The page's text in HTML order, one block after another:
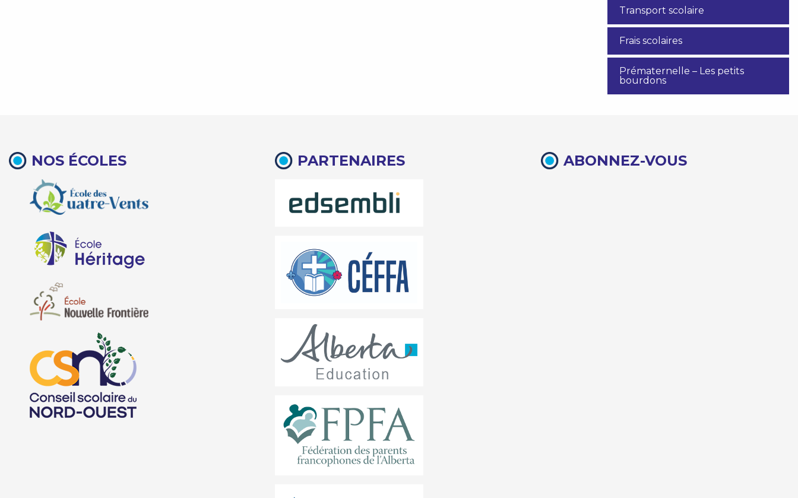
Transport scolaire
Frais scolaires
Prématernelle – Les petits
bourdons
NOS ÉCOLES PARTENAIRES ABONNEZ-VOUS